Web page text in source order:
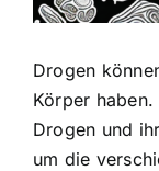
Drogen
Körper
Drogen und
um die